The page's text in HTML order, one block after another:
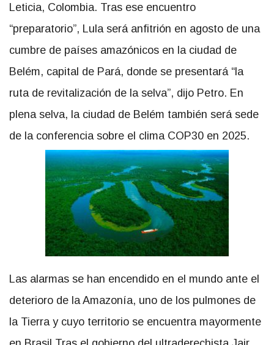
Leticia, Colombia. Tras ese encuentro
“preparatorio”, Lula será anfitrión en agosto de una
cumbre de países amazónicos en la ciudad de
Belém, capital de Pará, donde se presentará “la
ruta de revitalización de la selva”, dijo Petro. En
plena selva, la ciudad de Belém también será sede
de la conferencia sobre el clima COP30 en 2025.
Las alarmas se han encendido en el mundo ante el
deterioro de la Amazonía, uno de los pulmones de
la Tierra y cuyo territorio se encuentra mayormente